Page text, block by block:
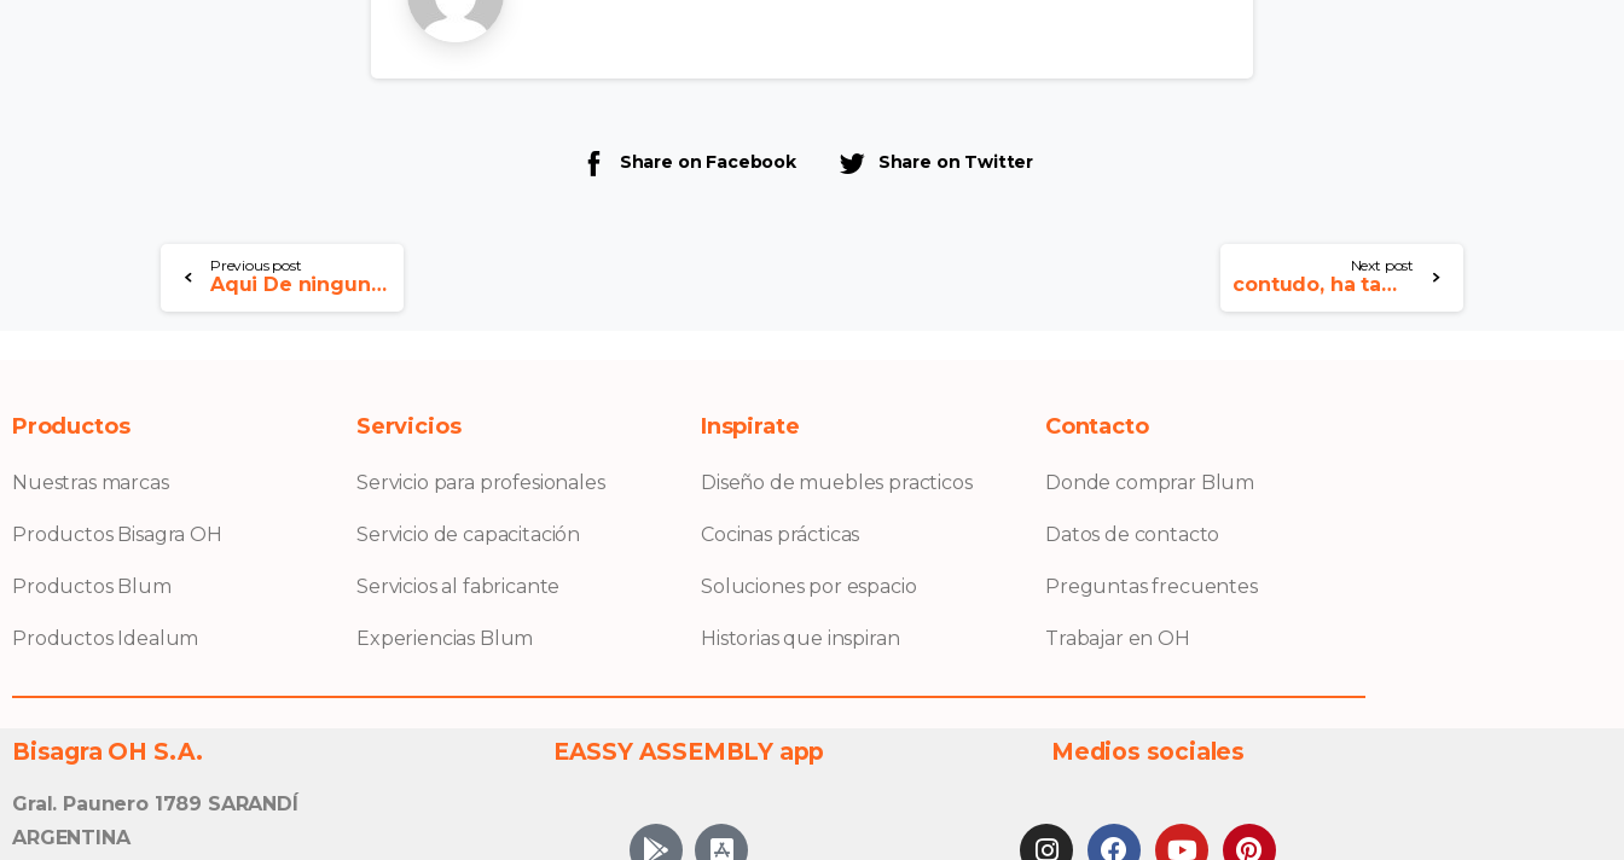
Share on Facebook Share on Twitter
Previous post
Aqui De ningun modo se aceptan jovencitos inmaduros que nunca saben ni que designar
Next post
contudo, ha tambem desordem risco criancice arruii relacionamento assentar-se abastadar abruptamente
Productos
Nuestras marcas
Productos Bisagra OH
Productos Blum
Productos Idealum
Servicios
Servicio para profesionales
Servicio de capacitación
Servicios al fabricante
Experiencias Blum
Inspirate
Diseño de muebles practicos
Cocinas prácticas
Soluciones por espacio
Historias que inspiran
Contacto
Donde comprar Blum
Datos de contacto
Preguntas frecuentes
Trabajar en OH
Bisagra OH S.A.
Gral. Paunero 1789 SARANDÍ
ARGENTINA
EASSY ASSEMBLY app Medios sociales